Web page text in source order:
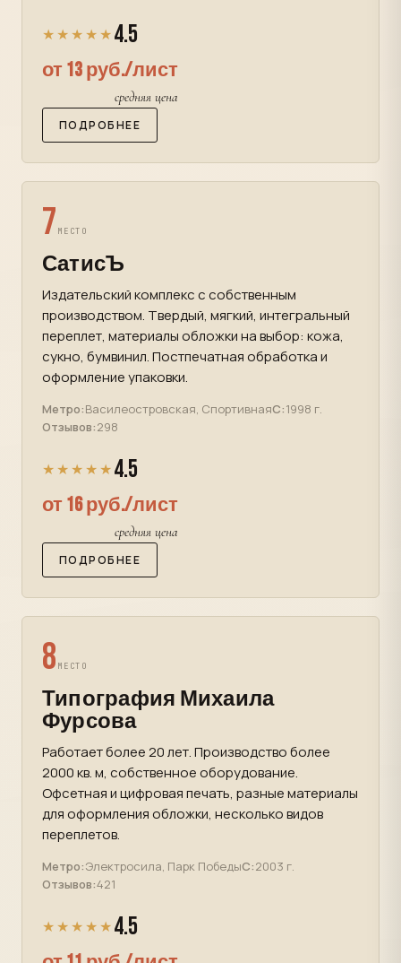
★★★★★ 4.5
от 13 руб./лист
средняя цена
ПОДРОБНЕЕ
7 МЕСТО
СатисЪ
Издательский комплекс с собственным
производством. Твердый, мягкий, интегральный
переплет, материалы обложки на выбор: кожа,
сукно, бумвинил. Постпечатная обработка и
оформление упаковки.
Метро:Василеостровская, СпортивнаяС:1998 г.
Отзывов:298
★★★★★ 4.5
от 16 руб./лист
средняя цена
ПОДРОБНЕЕ
8 МЕСТО
Типография Михаила
Фурсова
Работает более 20 лет. Производство более
2000 кв. м, собственное оборудование.
Офсетная и цифровая печать, разные материалы
для оформления обложки, несколько видов
переплетов.
Метро:Электросила, Парк ПобедыС:2003 г.
Отзывов:421
★★★★★ 4.5